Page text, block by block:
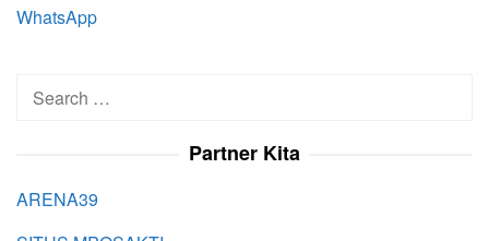
WhatsApp
Search
for:
Partner Kita
ARENA39